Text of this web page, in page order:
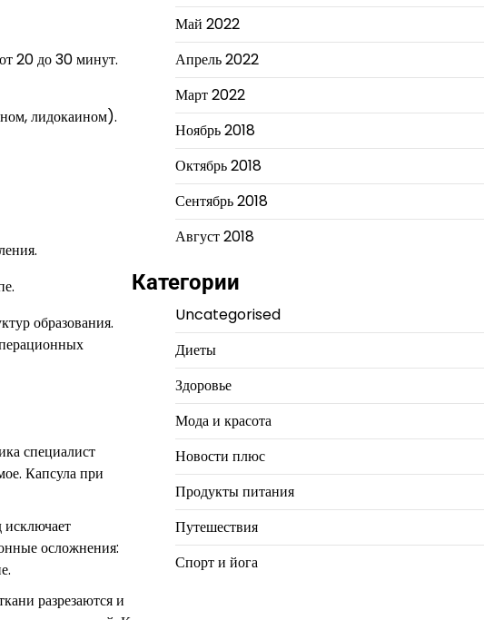
20 до 30 минут.
лидокаином).
образования.
специалист
Капсула при
исключает
осложнения:
разрезаются и
Май 2022
Апрель 2022
Март 2022
Ноябрь 2018
Октябрь 2018
Сентябрь 2018
Август 2018
Категории
Uncategorised
Диеты
Здоровье
Мода и красота
Новости плюс
Продукты питания
Путешествия
Спорт и йога